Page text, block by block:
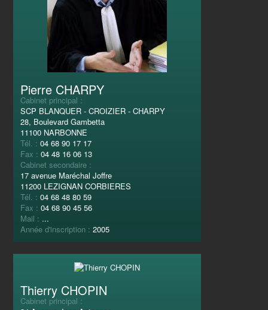
Pierre CHARPY
Cabinet principal :
SCP BLANQUER - CROIZIER - CHARPY
28, Boulevard Gambetta
11100 NARBONNE
Tél. :04 68 90 17 17
Fax :04 48 16 06 13
Cabinet secondaire :
17 avenue Maréchal Joffre
11200 LEZIGNAN CORBIERES
Tél. :04 68 48 80 59
Fax :04 68 90 45 56
Mail : ...
Année d'inscription :2005
Thierry CHOPIN
Cabinet principal :